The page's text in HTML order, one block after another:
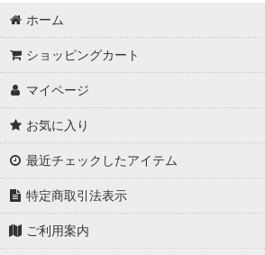
ホーム
ショッピングカート
マイページ
お気に入り
最近チェックしたアイテム
特定商取引法表示
ご利用案内